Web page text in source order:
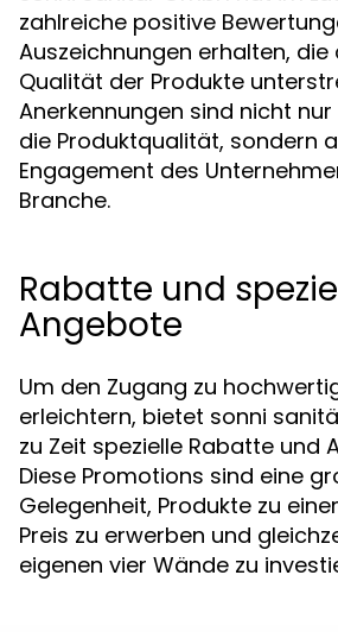
zahlreiche positive
Auszeichnungen erhalten, die
Qualität der Produkte
Anerkennungen sind nicht
die Produktqualität, sondern
Engagement des
Branche.
Rabatte und
Angebote
Um den Zugang zu
erleichtern, bietet sonni
zu Zeit spezielle Rabatte und
Diese Promotions sind eine
Gelegenheit, Produkte zu
Preis zu erwerben und
eigenen vier Wände zu